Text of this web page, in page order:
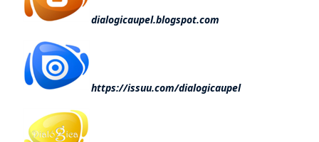
dialogicaupel.blogspot.com
https://issuu.com/dialogicaupel